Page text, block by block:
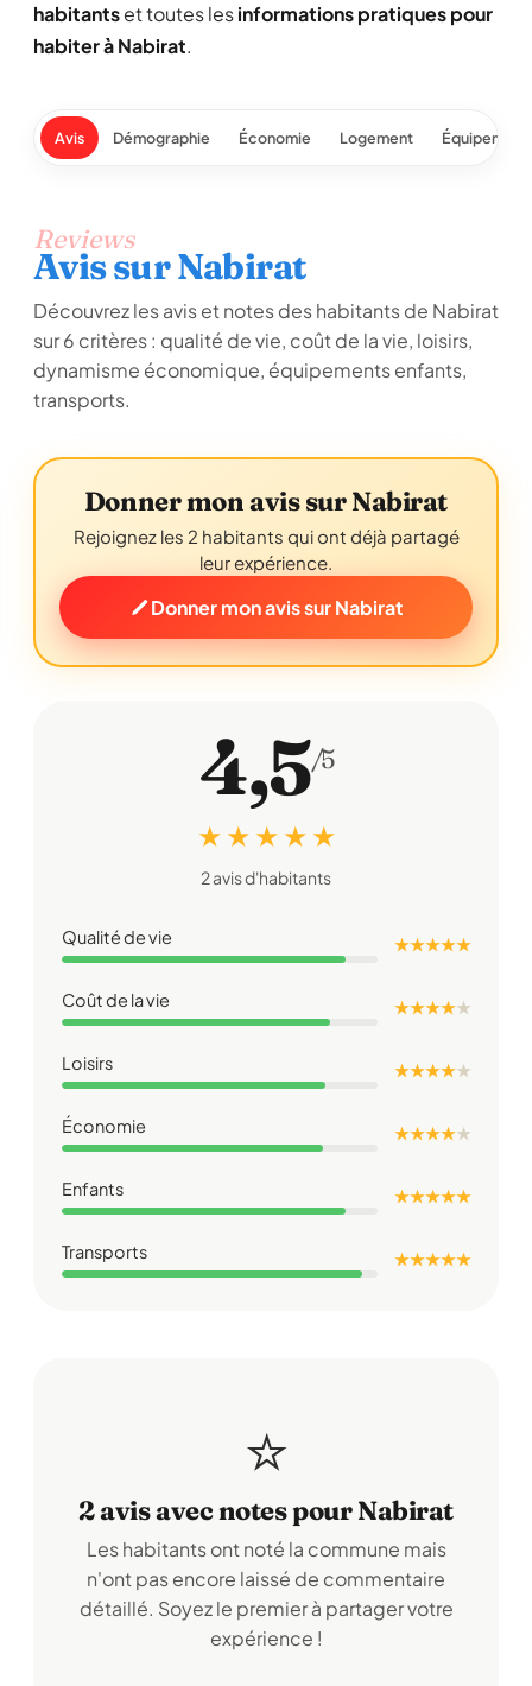
habitantset toutes lesinformations pratiques pour
habiter à Nabirat.
Avis Démographie Économie Logement
Reviews
Avis sur Nabirat
Découvrez les avis et notes des habitants de Nabirat
sur 6 critères : qualité de vie, coût de la vie, loisirs,
dynamisme économique, équipements enfants,
transports.
Donner mon avis sur Nabirat
Rejoignez les 2 habitants qui ont déjà partagé
leur expérience.
Donner mon avis sur Nabirat
4,5/5
★ ★ ★ ★ ★
2 avis d'habitants
Qualité de vie ★ ★ ★ ★ ★
Coût de la vie ★ ★ ★ ★★
Loisirs ★ ★ ★ ★★
Économie ★ ★ ★ ★★
Enfants ★ ★ ★ ★ ★
Transports ★ ★ ★ ★ ★
⭐
2 avis avec notes pour Nabirat
Les habitants ont noté la commune mais
n'ont pas encore laissé de commentaire
détaillé. Soyez le premier à partager votre
expérience !